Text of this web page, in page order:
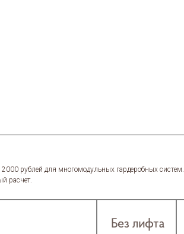
рублей для многомодульных гардеробных систем.
расчет.